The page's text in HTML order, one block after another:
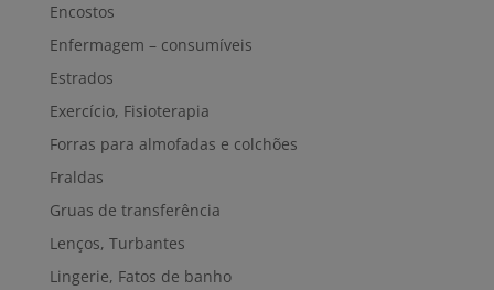
Encostos
Enfermagem – consumíveis
Estrados
Exercício, Fisioterapia
Forras para almofadas e colchões
Fraldas
Gruas de transferência
Lenços, Turbantes
Lingerie, Fatos de banho